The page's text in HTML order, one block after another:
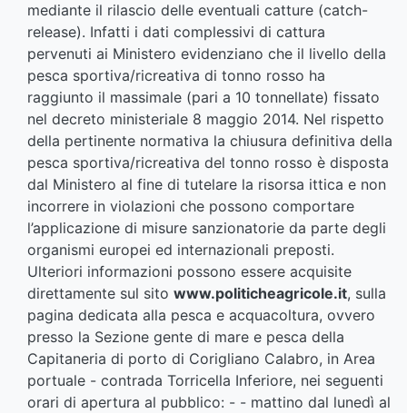
mediante il rilascio delle eventuali catture (catch-
release). Infatti i dati complessivi di cattura
pervenuti ai Ministero evidenziano che il livello della
pesca sportiva/ricreativa di tonno rosso ha
raggiunto il massimale (pari a 10 tonnellate) fissato
nel decreto ministeriale 8 maggio 2014. Nel rispetto
della pertinente normativa la chiusura definitiva della
pesca sportiva/ricreativa del tonno rosso è disposta
dal Ministero al fine di tutelare la risorsa ittica e non
incorrere in violazioni che possono comportare
l’applicazione di misure sanzionatorie da parte degli
organismi europei ed internazionali preposti.
Ulteriori informazioni possono essere acquisite
direttamente sul sito www.politicheagricole.it, sulla
pagina dedicata alla pesca e acquacoltura, ovvero
presso la Sezione gente di mare e pesca della
Capitaneria di porto di Corigliano Calabro, in Area
portuale - contrada Torricella Inferiore, nei seguenti
orari di apertura al pubblico: - - mattino dal lunedì al